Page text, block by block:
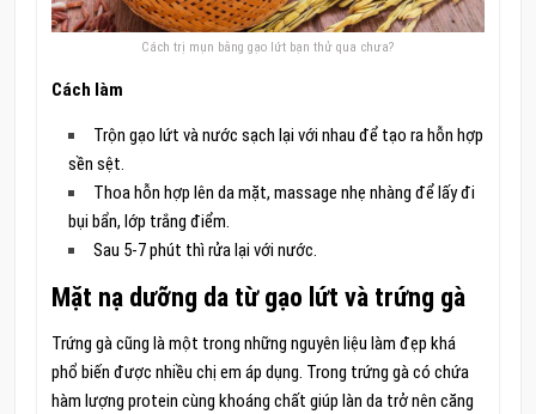
Cách trị mụn bằng gạo lứt bạn thử qua chưa?
Cách làm
Trộn gạo lứt và nước sạch lại với nhau để tạo ra hỗn hợp
sền sệt.
Thoa hỗn hợp lên da mặt, massage nhẹ nhàng để lấy đi
bụi bẩn, lớp trắng điểm.
Sau 5-7 phút thì rửa lại với nước.
Mặt nạ dưỡng da từ gạo lứt và trứng gà
Trứng gà cũng là một trong những nguyên liệu làm đẹp khá
phổ biến được nhiều chị em áp dụng. Trong trứng gà có chứa
hàm lượng protein cùng khoáng chất giúp làn da trở nên căng